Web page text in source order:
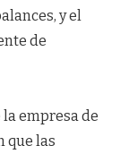
y el
de
empresa de
que las